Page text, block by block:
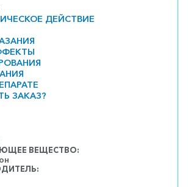
ДЕЙСТВИЕ
ЗАКАЗ?
ВЕЩЕСТВО: